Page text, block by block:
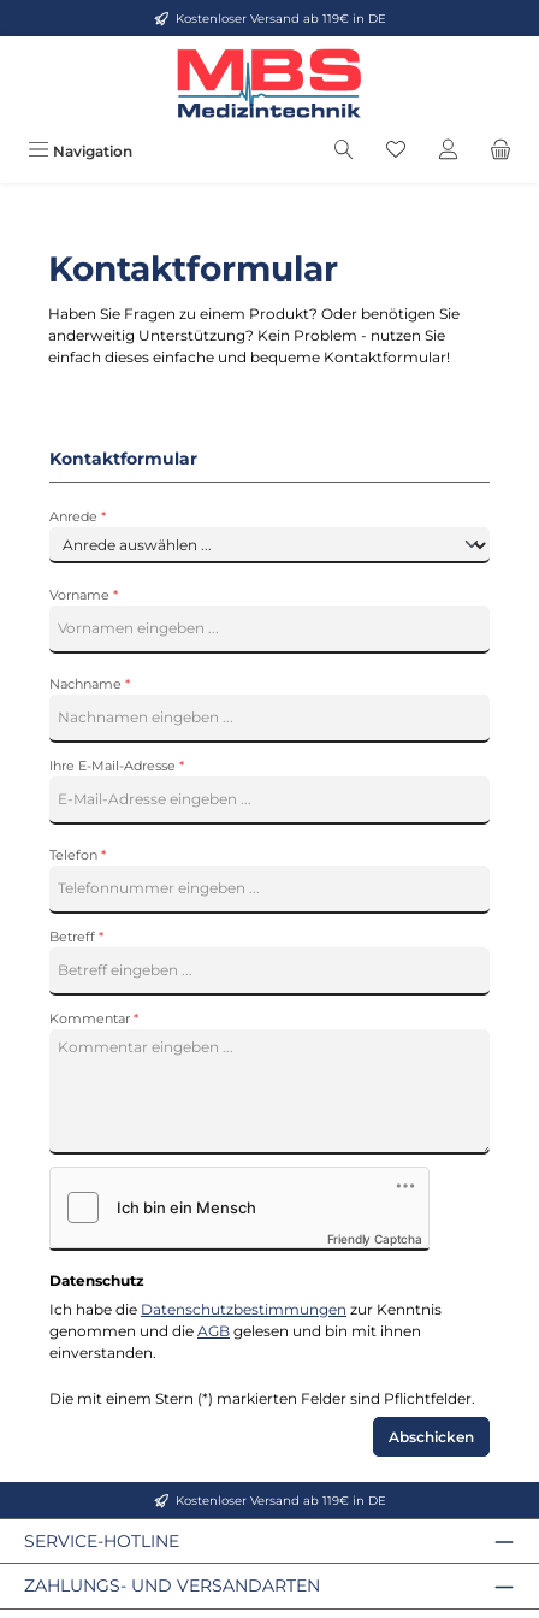
Zum Hauptinhalt springenKostenloser Versand ab 119€ in DE
Navigation Du hast 0
Kontaktformular
Haben Sie Fragen zu einem Produkt? Oder benötigen Sie
anderweitig Unterstützung? Kein Problem - nutzen Sie
einfach dieses einfache und bequeme Kontaktformular!
Kontaktformular
Anrede *
Vorname *
Nachname *
Ihre E-Mail-Adresse *
Telefon *
Betreff *
Kommentar *
Friendly Captcha
Datenschutz
Ich habe die Datenschutzbestimmungen zur Kenntnis
genommen und die AGB gelesen und bin mit ihnen
einverstanden.
Die mit einem Stern (*) markierten Felder sind Pflichtfelder.
Abschicken
Kostenloser Versand ab 119€ in DE
SERVICE-HOTLINE
ZAHLUNGS- UND VERSANDARTEN